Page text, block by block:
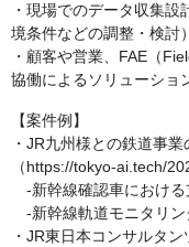
・現場でのデータ収集
境条件などの調整・検討）
・顧客や営業、FAE（
協働によるソリューショ
【案件例】
・JR九州様との鉄道事
（https://tokyo-ai.tech/
‐新幹線確認車におけ
‐新幹線軌道モニタリン
・JR東日本コンサルタ